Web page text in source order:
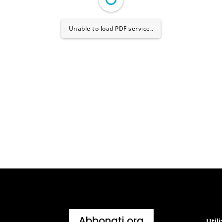
Unable to load PDF service..